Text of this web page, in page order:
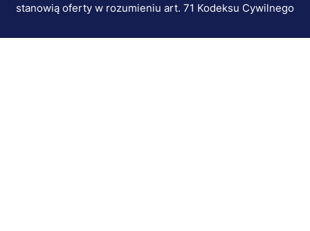
stanowią oferty w rozumieniu art. 71 Kodeksu Cywilnego